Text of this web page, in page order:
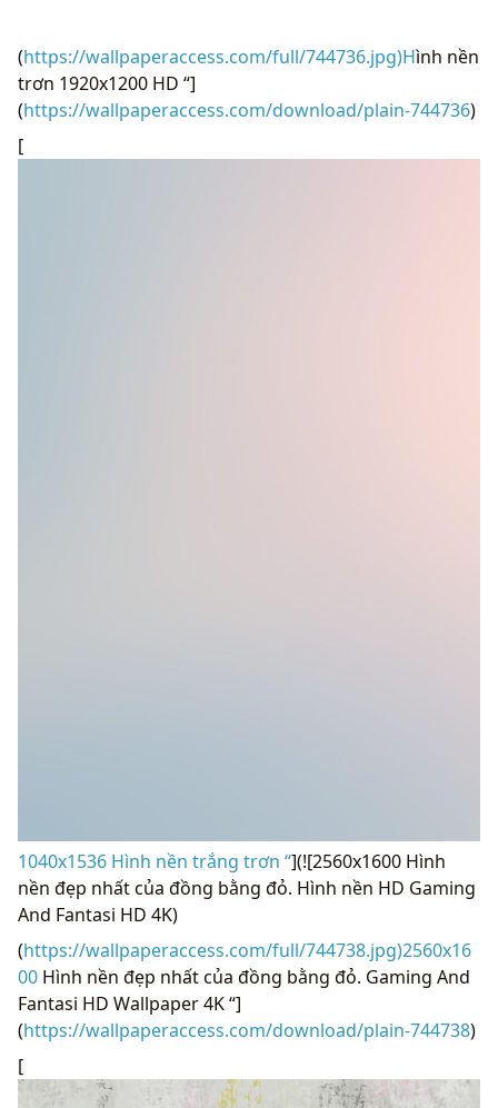
(https://wallpaperaccess.com/full/744736.jpg)Hình nền
trơn 1920x1200 HD “]
(https://wallpaperaccess.com/download/plain-744736)
[
1040x1536 Hình nền trắng trơn “](![2560x1600 Hình
nền đẹp nhất của đồng bằng đỏ. Hình nền HD Gaming
And Fantasi HD 4K)
(https://wallpaperaccess.com/full/744738.jpg)2560x16
00 Hình nền đẹp nhất của đồng bằng đỏ. Gaming And
Fantasi HD Wallpaper 4K “]
(https://wallpaperaccess.com/download/plain-744738)
[